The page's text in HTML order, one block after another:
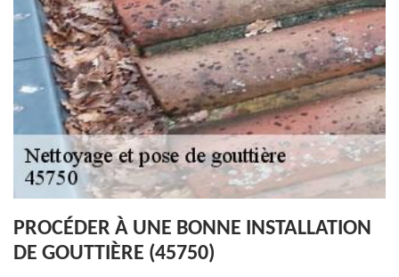
PROCÉDER À UNE BONNE INSTALLATION
DE GOUTTIÈRE (45750)